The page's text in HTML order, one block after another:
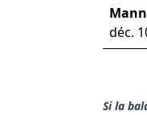
déc.
Si la